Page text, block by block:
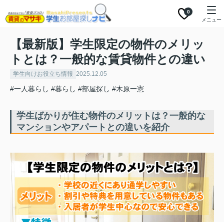
0
メニュー
【最新版】学生限定の物件のメリッ
トとは？一般的な賃貸物件との違い
学生向けお役立ち情報 2025.12.05
#一人暮らし #暮らし #部屋探し #木原一憲
学生ばかりが住む物件のメリットは？一般的な
マンションやアパートとの違いを紹介